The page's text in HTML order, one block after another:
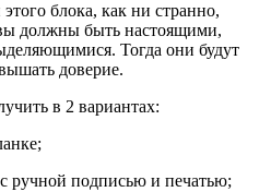
блока, как ни странно,
должны быть настоящими,
Тогда они будут
доверие.
в 2 вариантах:
ручной подписью и печатью;